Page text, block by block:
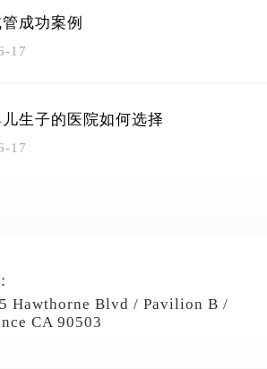
成功案例
17
生子的医院如何选择
17
Hawthorne Blvd / Pavilion B /
CA 90503